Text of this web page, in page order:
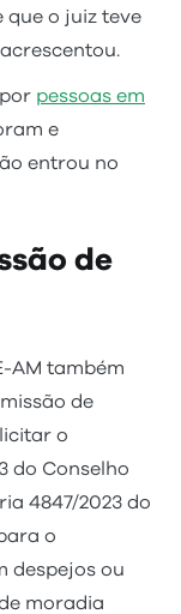
que o juiz teve
pessoas em
e
entrou no
de
AM também
de
o
do Conselho
4847/2023 do
o
despejos ou
moradia